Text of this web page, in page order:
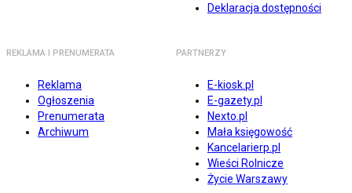
Deklaracja dostępności
REKLAMA I PRENUMERATA
Reklama
Ogłoszenia
Prenumerata
Archiwum
PARTNERZY
E-kiosk.pl
E-gazety.pl
Nexto.pl
Mała księgowość
Kancelarierp.pl
Wieści Rolnicze
Życie Warszawy